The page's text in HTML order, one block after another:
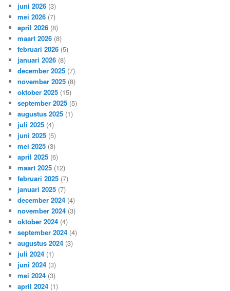
juni 2026 (3)
mei 2026 (7)
april 2026 (8)
maart 2026 (8)
februari 2026 (5)
januari 2026 (8)
december 2025 (7)
november 2025 (8)
oktober 2025 (15)
september 2025 (5)
augustus 2025 (1)
juli 2025 (4)
juni 2025 (5)
mei 2025 (3)
april 2025 (6)
maart 2025 (12)
februari 2025 (7)
januari 2025 (7)
december 2024 (4)
november 2024 (3)
oktober 2024 (4)
september 2024 (4)
augustus 2024 (3)
juli 2024 (1)
juni 2024 (3)
mei 2024 (3)
april 2024 (1)